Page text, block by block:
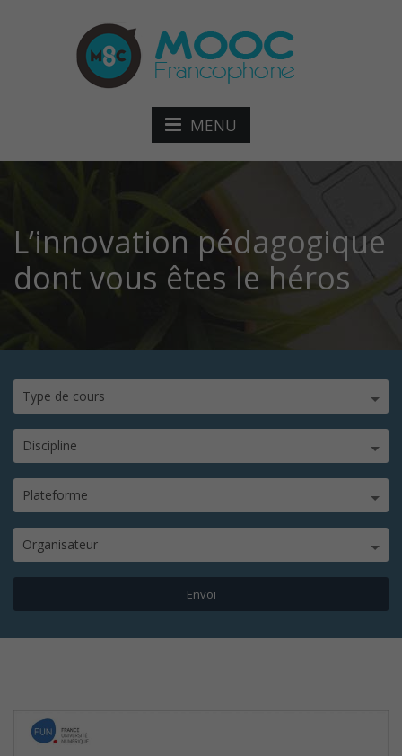
MENU
L’innovation pédagogique
dont vous êtes le héros
Type de cours
Discipline
Plateforme
Organisateur